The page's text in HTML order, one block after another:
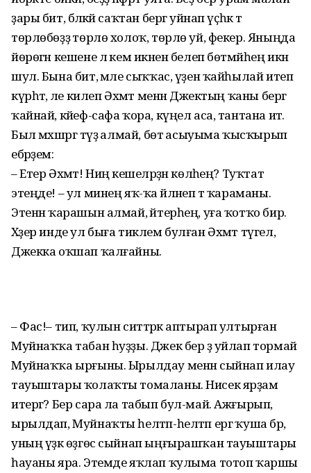
ҙары бит, бәләкәй саҡтан бергә уйнап үҫһәк тә
төрлөбөҙҙә төрлө холоҡ, төрлө уй, фекер. Яныңда
йөрөгән кешене лә кем икәнен белеп бөтмәйһең икән
шул. Бына бит, әмәле сыҡҡас, үҙен ҡайһылай итеп
күрһәтә, әле килеп Әхмәт менән Джектың ҡаны бергә
ҡайнай, кәйеф-сафа ҡора, күңел аса, тантана итә.
Был мәхшәргә түҙә алмай, бөтә асыуыма ҡысҡырып
ебәрҙем:
– Етер Әхмәт! Ниңә кешеләрҙән көләһең? Туҡтат
этеңде! – ул минең яҡ-ҡа әйләнеп тә ҡараманы.
Этенән ҡарашын алмай, әйтерһең, уға ҡотҡо бир.
Хәҙер инде ул быға тиклем булған Әхмәт түгел, ә
Джекка оҡшап ҡалғайны.
– Фас!– тип, ҡулын ситтәрәк аптырап ултырған
Муйнаҡҡа табан һуҙҙы. Джек бер ҙә уйлап тормай
Муйнаҡҡа ырғыны. Ырылдау менән сыйнап илау
тауыштары ҡолаҡты томаланы. Нисек ярҙам
итергә? Бер сара ла табып бул-май. Ажғырып,
ырылдап, Муйнаҡты һелтәп-һелтәп ергә ҡуша бәрә,
уның үҙәк өҙгөс сыйнап ыңғырашҡан тауыштары
һауаны яра. Этемде яҡлап ҡулыма тотоп ҡаршы